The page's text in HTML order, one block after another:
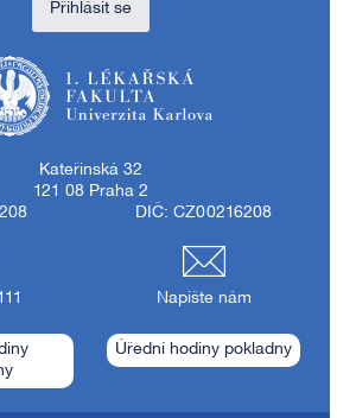
Přihlásit se
Kateřinská 32
121 08 Praha 2
DIČ: CZ00216208
Napište nám
Úřední hodiny pokladny